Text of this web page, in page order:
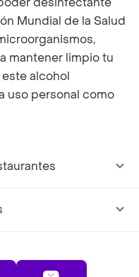
Mundial de la Salud
mantener limpio tu
alcohol
uso personal como